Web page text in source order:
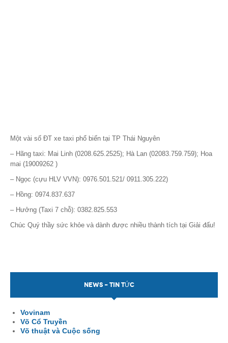
Một vài số ĐT xe taxi phổ biến tại TP Thái Nguyên
– Hãng taxi: Mai Linh (0208.625.2525); Hà Lan (02083.759.759); Hoa
mai (19009262 )
– Ngọc (cựu HLV VVN): 0976.501.521/ 0911.305.222)
– Hồng: 0974.837.637
– Hưởng (Taxi 7 chỗ): 0382.825.553
Chúc Quý thầy sức khỏe và dành được nhiều thành tích tại Giải đấu!
NEWS - TIN TỨC
Vovinam
Võ Cổ Truyền
Võ thuật và Cuộc sống